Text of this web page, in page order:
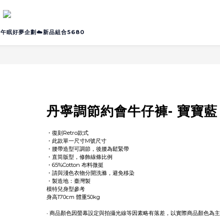
午眠好夢企劃☁️新品組合5680
丹寧調節約會牛仔褲- 寶寶藍
・復刻Retro款式
・此款單一尺寸M號尺寸
・腰帶造型可調節，後腰為鬆緊帶
・直筒版型，修飾線條比例
・65%Cotton 布料微挺
・請與淺色衣物分開洗滌，避免移染
・製造地：臺灣製
模特兒身型參考
身高170cm 體重50kg
‧ 商品顏色因螢幕設定與拍攝光線等因素略有落差，以實際商品顏色為主